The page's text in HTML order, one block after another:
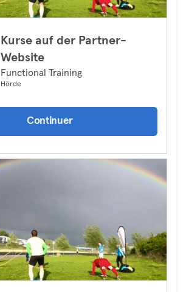
Kurse auf der Partner-
Website
Functional Training
Hörde
Continuer